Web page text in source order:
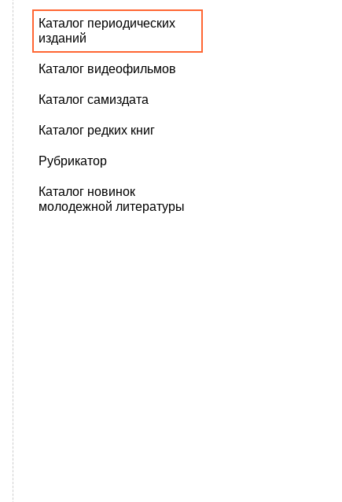
Каталог периодических
изданий
Каталог видеофильмов
Каталог самиздата
Каталог редких книг
Рубрикатор
Каталог новинок
молодежной литературы